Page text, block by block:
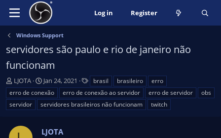
Log in Register
Windows Support
servidores são paulo e rio de janeiro não
funcionam
T
h
r
e
d
LJOTA
S
t
a
r
d
Jan 24, 2021
a
g
s
brasil brasileiro
erro
erro de conexão
erro de conexão ao servidor erro de servidor
obs
servidor
servidores brasileiros não funcionam twitch
LJOTA